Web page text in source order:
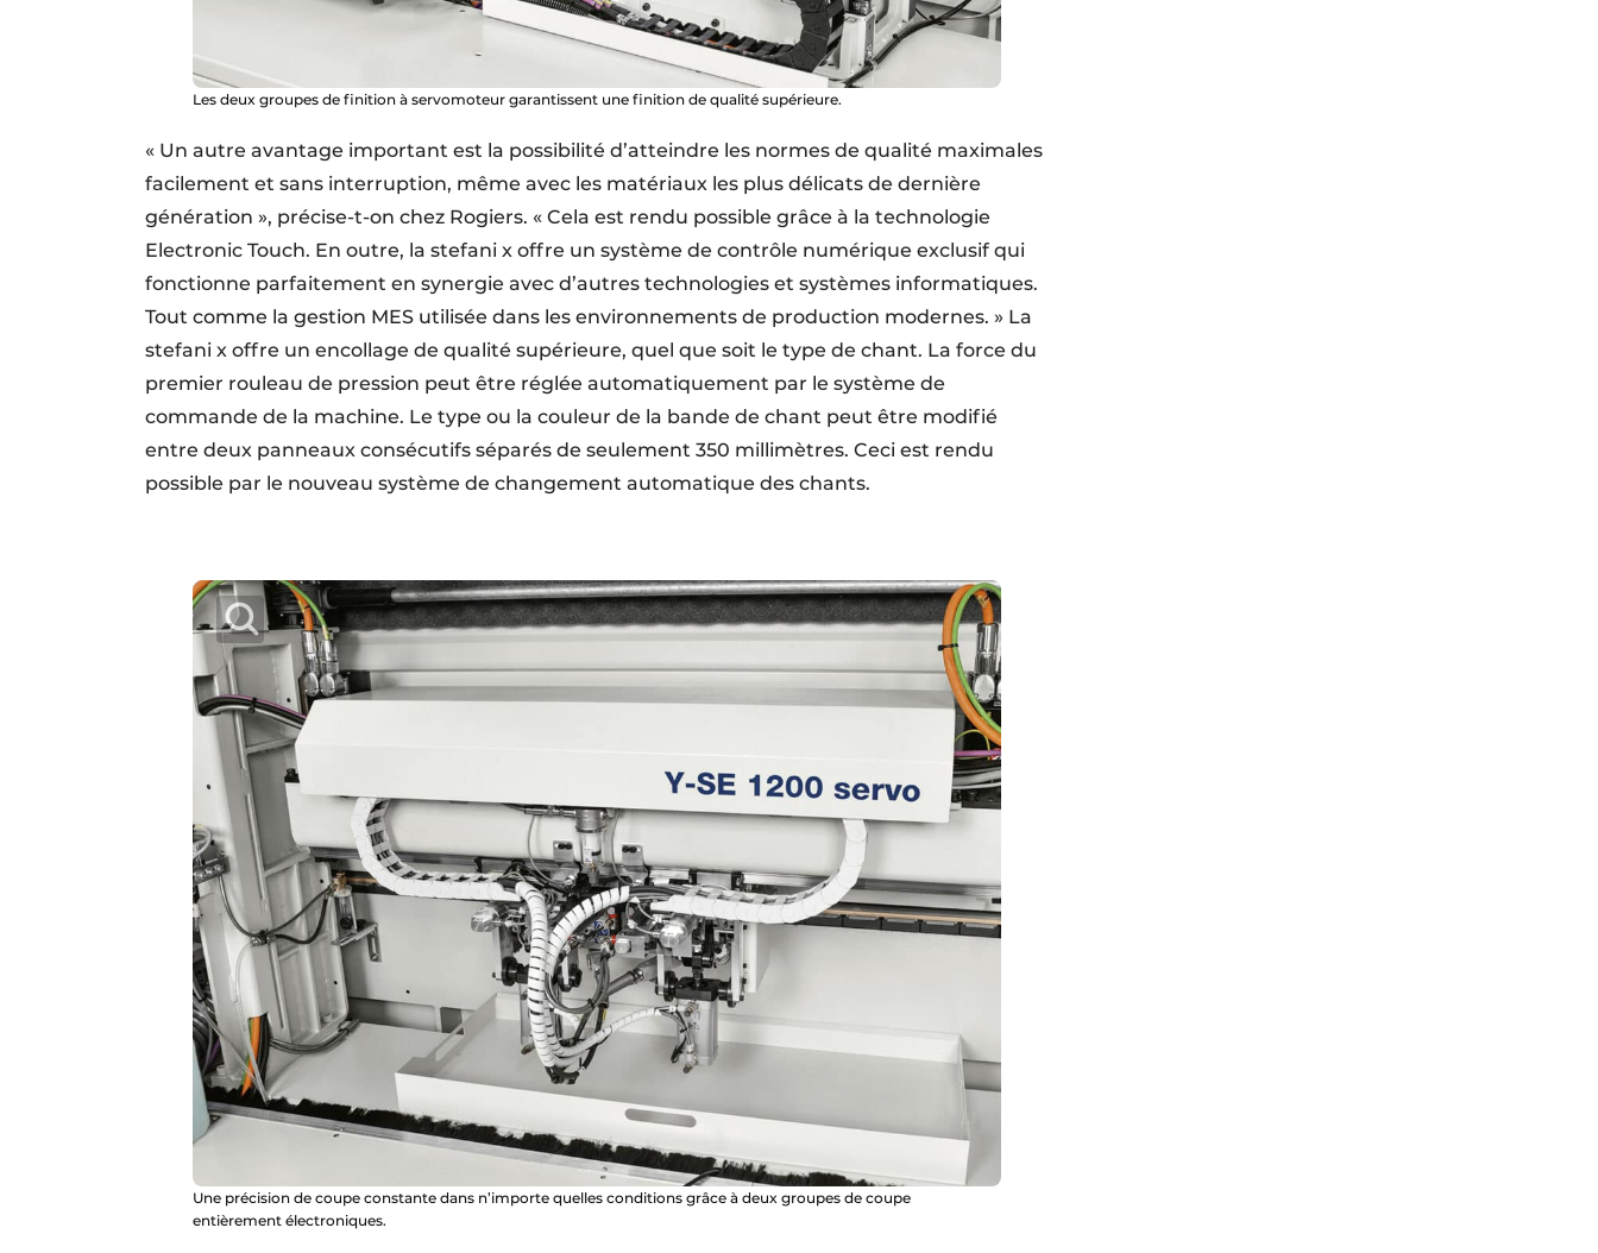
Les deux groupes de finition à servomoteur garantissent une finition de qualité supérieure.
« Un autre avantage important est la possibilité d’atteindre les normes de qualité maximales
facilement et sans interruption, même avec les matériaux les plus délicats de dernière
génération », précise-t-on chez Rogiers. « Cela est rendu possible grâce à la technologie
Electronic Touch. En outre, la stefani x offre un système de contrôle numérique exclusif qui
fonctionne parfaitement en synergie avec d’autres technologies et systèmes informatiques.
Tout comme la gestion MES utilisée dans les environnements de production modernes. » La
stefani x offre un encollage de qualité supérieure, quel que soit le type de chant. La force du
premier rouleau de pression peut être réglée automatiquement par le système de
commande de la machine. Le type ou la couleur de la bande de chant peut être modifié
entre deux panneaux consécutifs séparés de seulement 350 millimètres. Ceci est rendu
possible par le nouveau système de changement automatique des chants.
Une précision de coupe constante dans n’importe quelles conditions grâce à deux groupes de coupe
entièrement électroniques.